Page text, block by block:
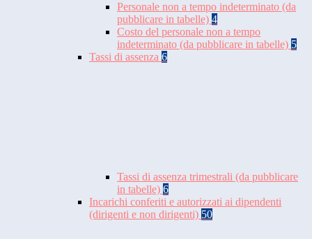
Personale non a tempo indeterminato (da
pubblicare in tabelle) 4
Costo del personale non a tempo
indeterminato (da pubblicare in tabelle) 5
Tassi di assenza 6
Tassi di assenza trimestrali (da pubblicare
in tabelle) 6
Incarichi conferiti e autorizzati ai dipendenti
(dirigenti e non dirigenti) 50